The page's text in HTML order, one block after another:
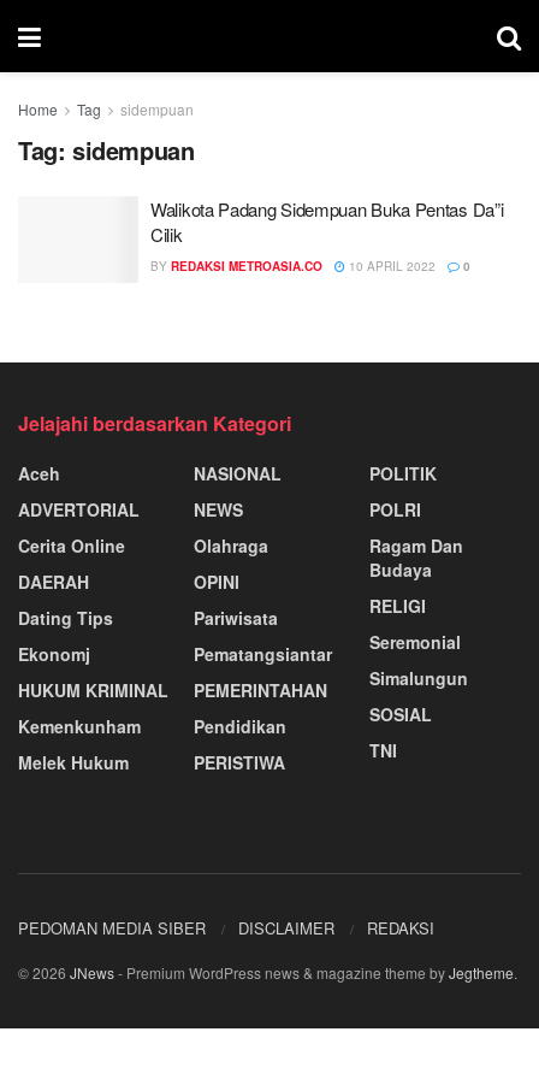
Home Tag sidempuan
Tag: sidempuan
Walikota Padang Sidempuan Buka Pentas Da”i
Cilik
BY REDAKSI METROASIA.CO 10 APRIL 2022 0
Jelajahi berdasarkan Kategori
Aceh
ADVERTORIAL
Cerita Online
DAERAH
Dating Tips
Ekonomj
HUKUM KRIMINAL
Kemenkunham
Melek Hukum
NASIONAL
NEWS
Olahraga
OPINI
Pariwisata
Pematangsiantar
PEMERINTAHAN
Pendidikan
PERISTIWA
POLITIK
POLRI
Ragam Dan
Budaya
RELIGI
Seremonial
Simalungun
SOSIAL
TNI
PEDOMAN MEDIA SIBER DISCLAIMER REDAKSI
© 2026 JNews- Premium WordPress news & magazine theme byJegtheme.